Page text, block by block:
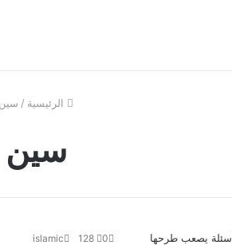
الرئيسية / سين
سين
islamic 0